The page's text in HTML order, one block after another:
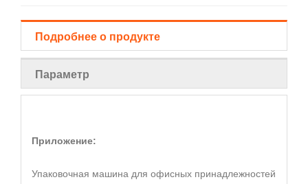
Подробнее о продукте
Параметр
Приложение:
Упаковочная машина для офисных принадлежностей